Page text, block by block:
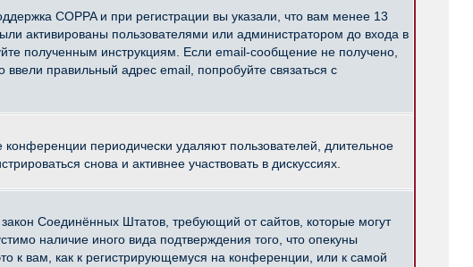
COPPA и при регистрации вы указали, что вам менее 13
активированы пользователями или администратором до входа в
полученным инструкциям. Если email-сообщение не получено,
правильный адрес email, попробуйте связаться с
периодически удаляют пользователей, длительное
снова и активнее участвовать в дискуссиях.
Соединённых Штатов, требующий от сайтов, которые могут
наличие иного вида подтверждения того, что опекуны
к вам, как к регистрирующемуся на конференции, или к самой